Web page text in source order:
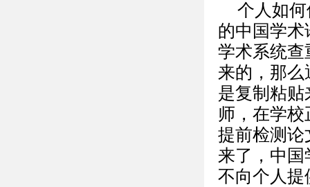
个人如
的中国学
学术系统查
来的，那
是复制粘
师，在学
提前检测论
来了，中
不向个人提